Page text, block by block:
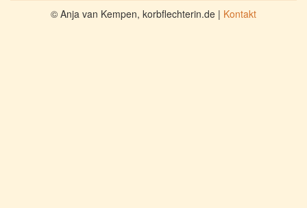
© Anja van Kempen, korbflechterin.de | Kontakt